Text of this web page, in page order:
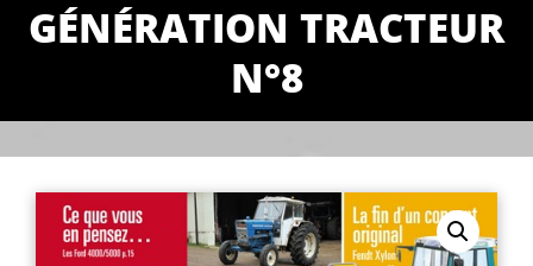
GÉNÉRATION TRACTEUR
N°8